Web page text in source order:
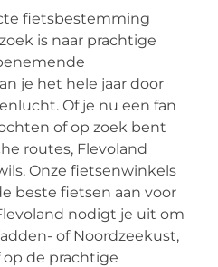
fietsbestemming
is naar prachtige
je het hele jaar door
Of je nu een fan
of op zoek bent
routes, Flevoland
Onze fietsenwinkels
beste fietsen aan voor
nodigt je uit om
of Noordzeekust,
op de prachtige